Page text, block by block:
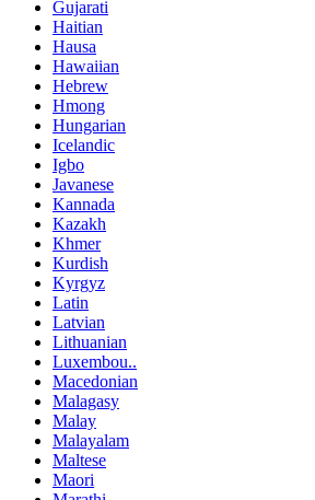
Gujarati
Haitian
Hausa
Hawaiian
Hebrew
Hmong
Hungarian
Icelandic
Igbo
Javanese
Kannada
Kazakh
Khmer
Kurdish
Kyrgyz
Latin
Latvian
Lithuanian
Luxembou..
Macedonian
Malagasy
Malay
Malayalam
Maltese
Maori